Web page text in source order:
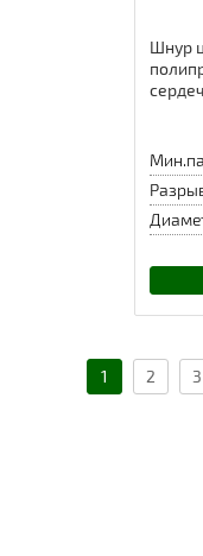
Шнур
1 2 3